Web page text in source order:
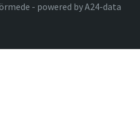
- powered by A24-data